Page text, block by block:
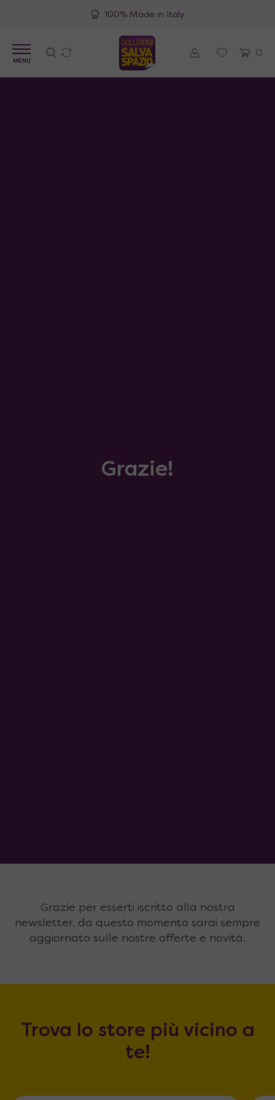
Spedizioni gratuite
0
MENU
Grazie!
Grazie per esserti iscritto alla nostra
newsletter, da questo momento sarai sempre
aggiornato sulle nostre offerte e novità.
Trova lo store più vicino a
te!